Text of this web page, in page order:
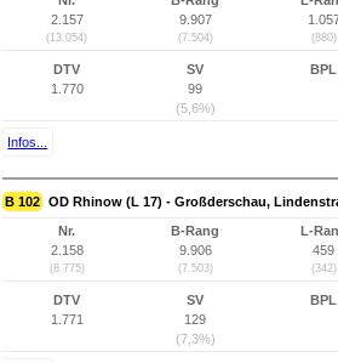
2.157
(13.054)
9.907
(7.504) (880)
DTV
1.770
SV
99
(5,6%)
BPL
Infos...
B 102 OD Rhinow (L 17) - Großderschau,
Nr.
2.158
(8.775)
B-Rang
9.906
(7.503)
L-
459
(342)
DTV
1.771
SV
129
(7,3%)
BPL